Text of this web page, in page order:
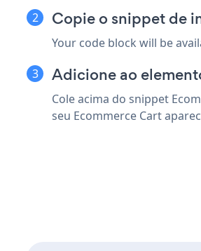
Copie o snippet de
Your code block will be
Adicione ao
Cole acima do snippet
seu Ecommerce Cart